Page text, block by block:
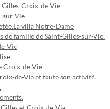
Gilles-Croix-de-Vie
sur-Vie
La villa Notre-Dame
de famille de Saint-Gilles-sur-Vie.
Vie
Croix-de-Vie
de-Vie et toute son activité.
et Croix-de-Vie